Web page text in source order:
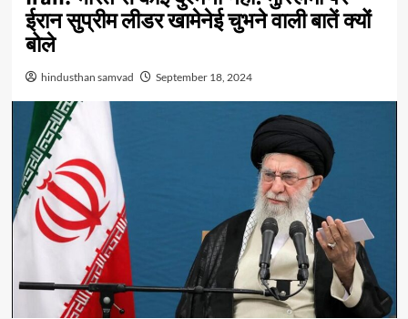
ईरान सुप्रीम लीडर खामेनेई चुभने वाली बातें क्यों
बोले
hindusthan samvad September 18, 2024